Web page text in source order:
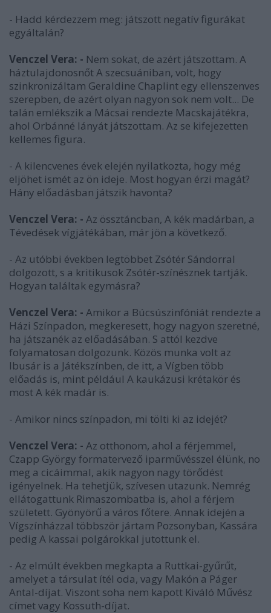
- Hadd kérdezzem meg: játszott negatív figurákat
egyáltalán?
Venczel Vera: - Nem sokat, de azért játszottam. A
háztulajdonosnőt A szecsuániban, volt, hogy
szinkronizáltam Geraldine Chaplint egy ellenszenves
szerepben, de azért olyan nagyon sok nem volt... De
talán emlékszik a Mácsai rendezte Macskajátékra,
ahol Orbánné lányát játszottam. Az se kifejezetten
kellemes figura.
- A kilencvenes évek elején nyilatkozta, hogy még
eljöhet ismét az ön ideje. Most hogyan érzi magát?
Hány előadásban játszik havonta?
Venczel Vera: - Az össztáncban, A kék madárban, a
Tévedések vígjátékában, már jön a következő.
- Az utóbbi években legtöbbet Zsótér Sándorral
dolgozott, s a kritikusok Zsótér-színésznek tartják.
Hogyan találtak egymásra?
Venczel Vera: - Amikor a Búcsúszinfóniát rendezte a
Házi Színpadon, megkeresett, hogy nagyon szeretné,
ha játszanék az előadásában. S attól kezdve
folyamatosan dolgozunk. Közös munka volt az
Ibusár is a Játékszínben, de itt, a Vígben több
előadás is, mint például A kaukázusi krétakör és
most A kék madár is.
- Amikor nincs színpadon, mi tölti ki az idejét?
Venczel Vera: - Az otthonom, ahol a férjemmel,
Czapp György formatervező iparművésszel élünk, no
meg a cicáimmal, akik nagyon nagy törődést
igényelnek. Ha tehetjük, szívesen utazunk. Nemrég
ellátogattunk Rimaszombatba is, ahol a férjem
született. Gyönyörű a város főtere. Annak idején a
Vígszínházzal többször jártam Pozsonyban, Kassára
pedig A kassai polgárokkal jutottunk el.
- Az elmúlt években megkapta a Ruttkai-gyűrűt,
amelyet a társulat ítél oda, vagy Makón a Páger
Antal-díjat. Viszont soha nem kapott Kiváló Művész
címet vagy Kossuth-díjat.